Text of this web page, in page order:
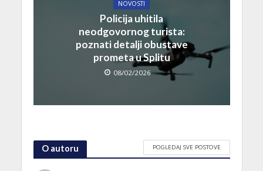
NOVOSTI
Policija uhitila
neodgovornog turista:
poznati detalji obustave
prometa u Splitu
08/02/2026
O autoru POGLEDAJ SVE POSTOVE